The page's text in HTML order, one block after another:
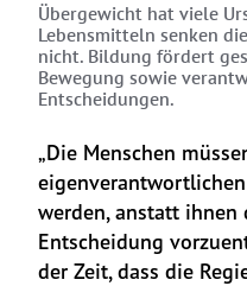
Übergewicht hat viele
Lebensmitteln senken
nicht. Bildung fördert
Bewegung sowie
Entscheidungen.
„Die Menschen
werden, anstatt ihnen
Entscheidung
der Zeit, dass die